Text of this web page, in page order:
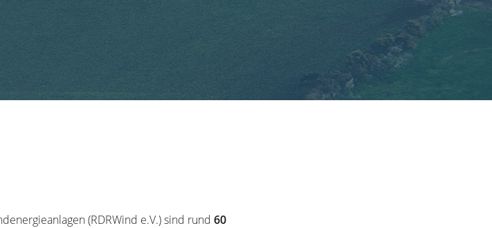
(RDRWind e.V.) sind rund 60